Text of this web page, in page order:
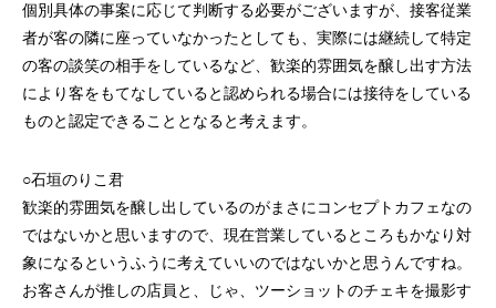
個別具体の事案に応じて判断する必要がございますが、接客従業
者が客の隣に座っていなかったとしても、実際には継続して特定
の客の談笑の相手をしているなど、歓楽的雰囲気を醸し出す方法
により客をもてなしていると認められる場合には接待をしている
ものと認定できることとなると考えます。
○石垣のりこ君
歓楽的雰囲気を醸し出しているのがまさにコンセプトカフェなの
ではないかと思いますので、現在営業しているところもかなり対
象になるというふうに考えていいのではないかと思うんですね。
お客さんが推しの店員と、じゃ、ツーショットのチェキを撮影す